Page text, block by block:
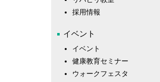
採用情報
イベント
イベント
健康教育セミナー
ウォークフェスタ